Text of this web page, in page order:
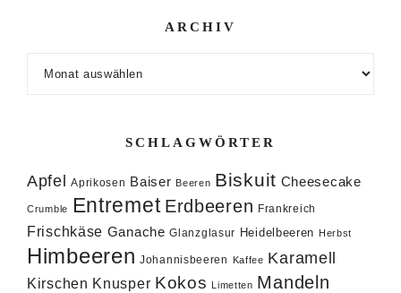
ARCHIV
SCHLAGWÖRTER
Apfel Aprikosen Baiser Beeren Biskuit Cheesecake
Crumble Entremet Erdbeeren Frankreich
Frischkäse Ganache Glanzglasur Heidelbeeren Herbst
Himbeeren Johannisbeeren Kaffee Karamell
Kirschen Knusper Kokos Limetten Mandeln